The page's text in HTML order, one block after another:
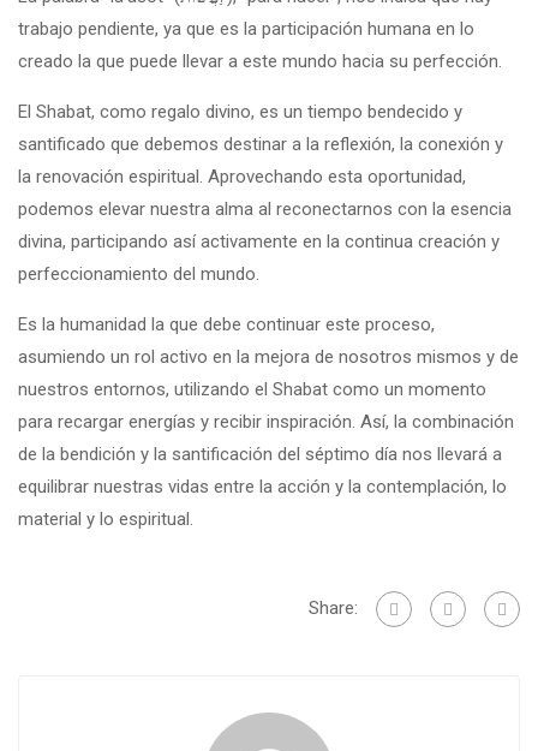
trabajo pendiente, ya que es la participación humana en lo
creado la que puede llevar a este mundo hacia su perfección.
El Shabat, como regalo divino, es un tiempo bendecido y
santificado que debemos destinar a la reflexión, la conexión y
la renovación espiritual. Aprovechando esta oportunidad,
podemos elevar nuestra alma al reconectarnos con la esencia
divina, participando así activamente en la continua creación y
perfeccionamiento del mundo.
Es la humanidad la que debe continuar este proceso,
asumiendo un rol activo en la mejora de nosotros mismos y de
nuestros entornos, utilizando el Shabat como un momento
para recargar energías y recibir inspiración. Así, la combinación
de la bendición y la santificación del séptimo día nos llevará a
equilibrar nuestras vidas entre la acción y la contemplación, lo
material y lo espiritual.
Share: